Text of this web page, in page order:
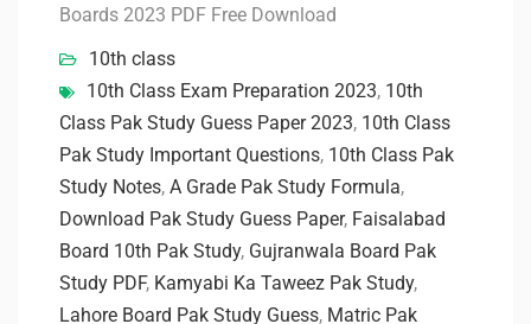
Boards 2023 PDF Free Download
10th class
10th Class Exam Preparation 2023, 10th
Class Pak Study Guess Paper 2023, 10th Class
Pak Study Important Questions, 10th Class Pak
Study Notes, A Grade Pak Study Formula,
Download Pak Study Guess Paper, Faisalabad
Board 10th Pak Study, Gujranwala Board Pak
Study PDF, Kamyabi Ka Taweez Pak Study,
Lahore Board Pak Study Guess, Matric Pak